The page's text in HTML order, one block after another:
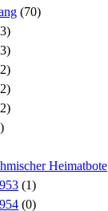
(70)
Heimatbote
(1)
(0)